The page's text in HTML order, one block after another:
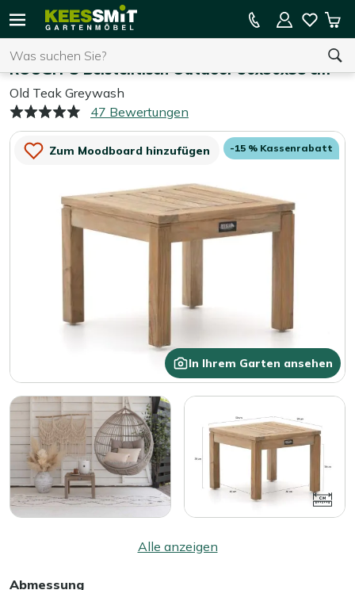
Sie haben keine Artikel in Ihrem Warenkorb.
15 % Kassenrabatt auf die gesamte Kollektion
ROUGH-S Beistelltisch Outdoor 50x50x38 cm
Old Teak Greywash
47 Bewertungen
Zum Moodboard hinzufügen
In Ihrem Garten ansehen
-15 % Kassenrabatt
Alle anzeigen
Abmessung